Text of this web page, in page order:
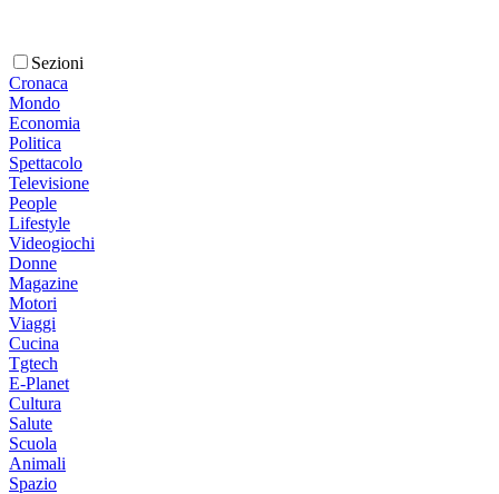
Sezioni
Cronaca
Mondo
Economia
Politica
Spettacolo
Televisione
People
Lifestyle
Videogiochi
Donne
Magazine
Motori
Viaggi
Cucina
Tgtech
E-Planet
Cultura
Salute
Scuola
Animali
Spazio